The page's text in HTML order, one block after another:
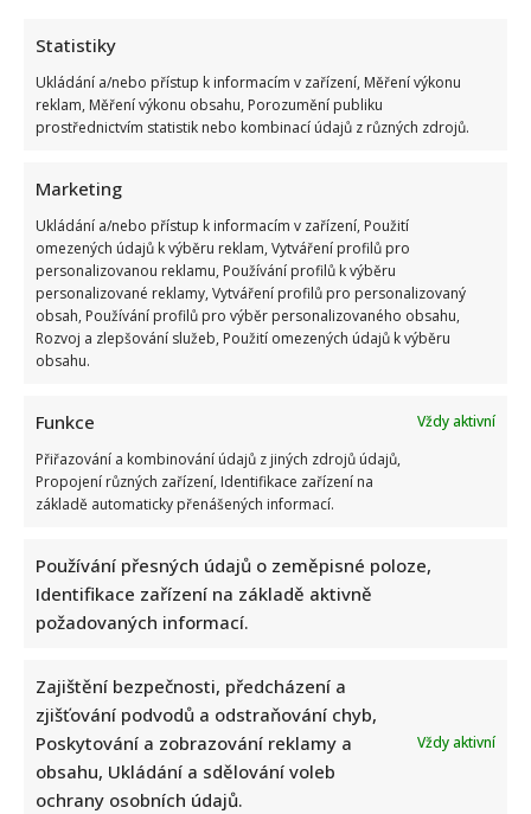
Statistiky
Ukládání a/nebo přístup k informacím v zařízení, Měření výkonu
reklam, Měření výkonu obsahu, Porozumění publiku
prostřednictvím statistik nebo kombinací údajů z různých zdrojů.
Marketing
Ukládání a/nebo přístup k informacím v zařízení, Použití
omezených údajů k výběru reklam, Vytváření profilů pro
personalizovanou reklamu, Používání profilů k výběru
personalizované reklamy, Vytváření profilů pro personalizovaný
obsah, Používání profilů pro výběr personalizovaného obsahu,
Rozvoj a zlepšování služeb, Použití omezených údajů k výběru
obsahu.
Funkce
Vždy aktivní
Přiřazování a kombinování údajů z jiných zdrojů údajů,
Propojení různých zařízení, Identifikace zařízení na
základě automaticky přenášených informací.
Používání přesných údajů o zeměpisné poloze,
Identifikace zařízení na základě aktivně
požadovaných informací.
Zajištění bezpečnosti, předcházení a
zjišťování podvodů a odstraňování chyb,
Poskytování a zobrazování reklamy a
obsahu, Ukládání a sdělování voleb
ochrany osobních údajů.
Vždy aktivní
kontroverzní fotky: Bude prý bojovat celý týden
Marek Ztracený zrušil velkolepé finále svého koncertu na